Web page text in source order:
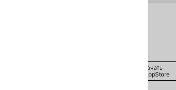
Скачать
в AppStore